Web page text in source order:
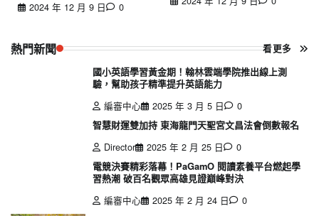
2024 年 12 月 9 日
0
熱門新聞 看更多
國小英語學習黃金期！翰林雲端學院推出線上測
驗，幫助孩子精準提升英語能力
編審中心
2025 年 3 月 5 日
0
智慧財運雙加持 東海龍門天聖宮文昌法會倒數報名
Director
2025 年 2 月 25 日
0
電競決賽精彩落幕！PaGamO 閱讀素養平台燃起學
習熱潮 破百名觀眾高雄見證巔峰對決
編審中心
2025 年 2 月 24 日 0